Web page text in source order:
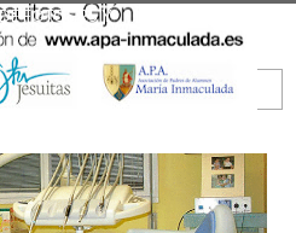
DE FOTOS 25 Y